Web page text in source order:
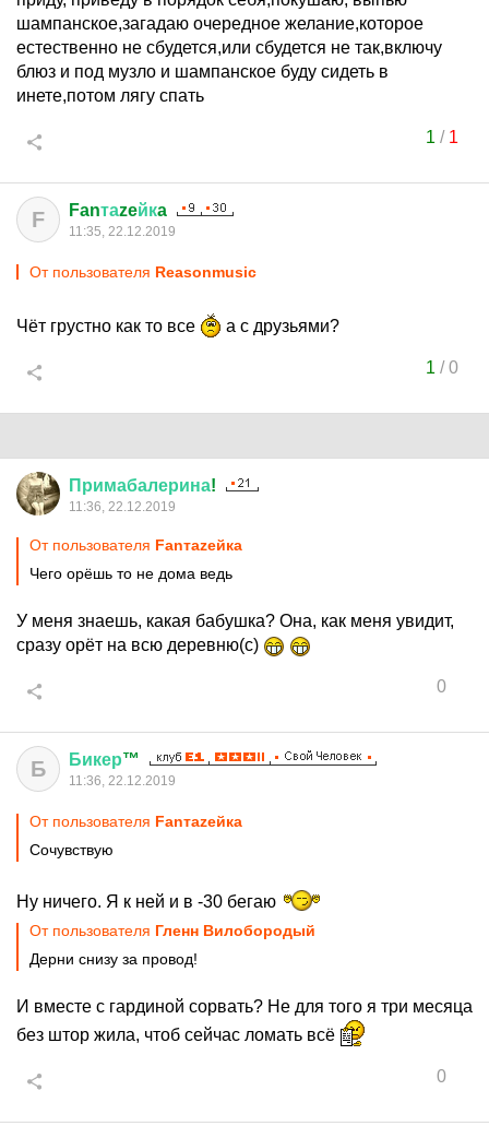
шампанское,загадаю очередное желание,которое
естественно не сбудется,или сбудется не так,включу
блюз и под музло и шампанское буду сидеть в
инете,потом лягу спать
1 / 1
F Fanтаzeйкa
11:35, 22.12.2019
От пользователя Reasonmusic
Чёт грустно как то все а с друзьями?
1 /0
Примабалерина!
11:36, 22.12.2019
От пользователя Fanтаzeйкa
Чего орёшь то не дома ведь
У меня знаешь, какая бабушка? Она, как меня увидит,
сразу орёт на всю деревню(с)
0
Б Бикер™
11:36, 22.12.2019
От пользователя Fanтаzeйкa
Сочувствую
Ну ничего. Я к ней и в -30 бегаю
От пользователя Гленн Вилобородый
Дерни снизу за провод!
И вместе с гардиной сорвать? Не для того я три месяца
без штор жила, чтоб сейчас ломать всё
0